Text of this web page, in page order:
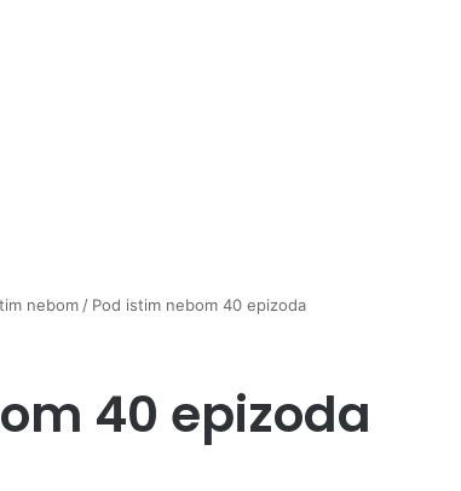
nebom / Pod istim nebom 40 epizoda
40 epizoda